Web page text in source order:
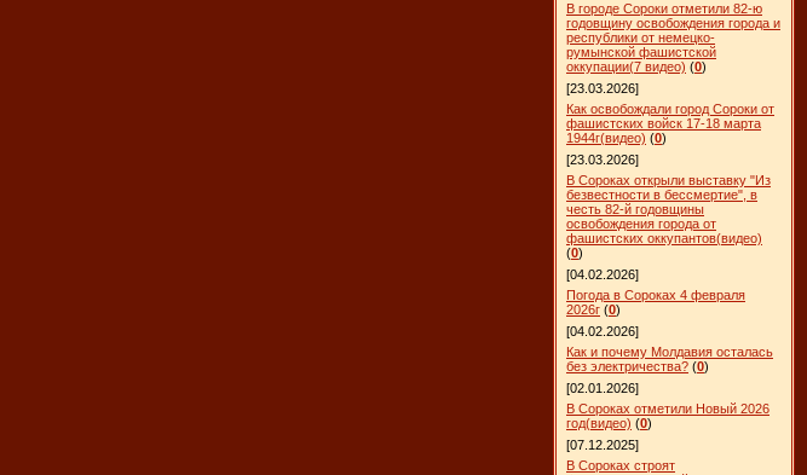
В городе Сороки отметили 82-ю
годовщину освобождения города и
республики от немецко-
румынской фашистской
оккупации(7 видео) (0)
[23.03.2026]
Как освобождали город Сороки от
фашистских войск 17-18 марта
1944г(видео) (0)
[23.03.2026]
В Сороках открыли выставку "Из
безвестности в бессмертие", в
честь 82-й годовщины
освобождения города от
фашистских оккупантов(видео)
(0)
[04.02.2026]
Погода в Сороках 4 февраля
2026г (0)
[04.02.2026]
Как и почему Молдавия осталась
без электричества? (0)
[02.01.2026]
В Сороках отметили Новый 2026
год(видео) (0)
[07.12.2025]
В Сороках строят